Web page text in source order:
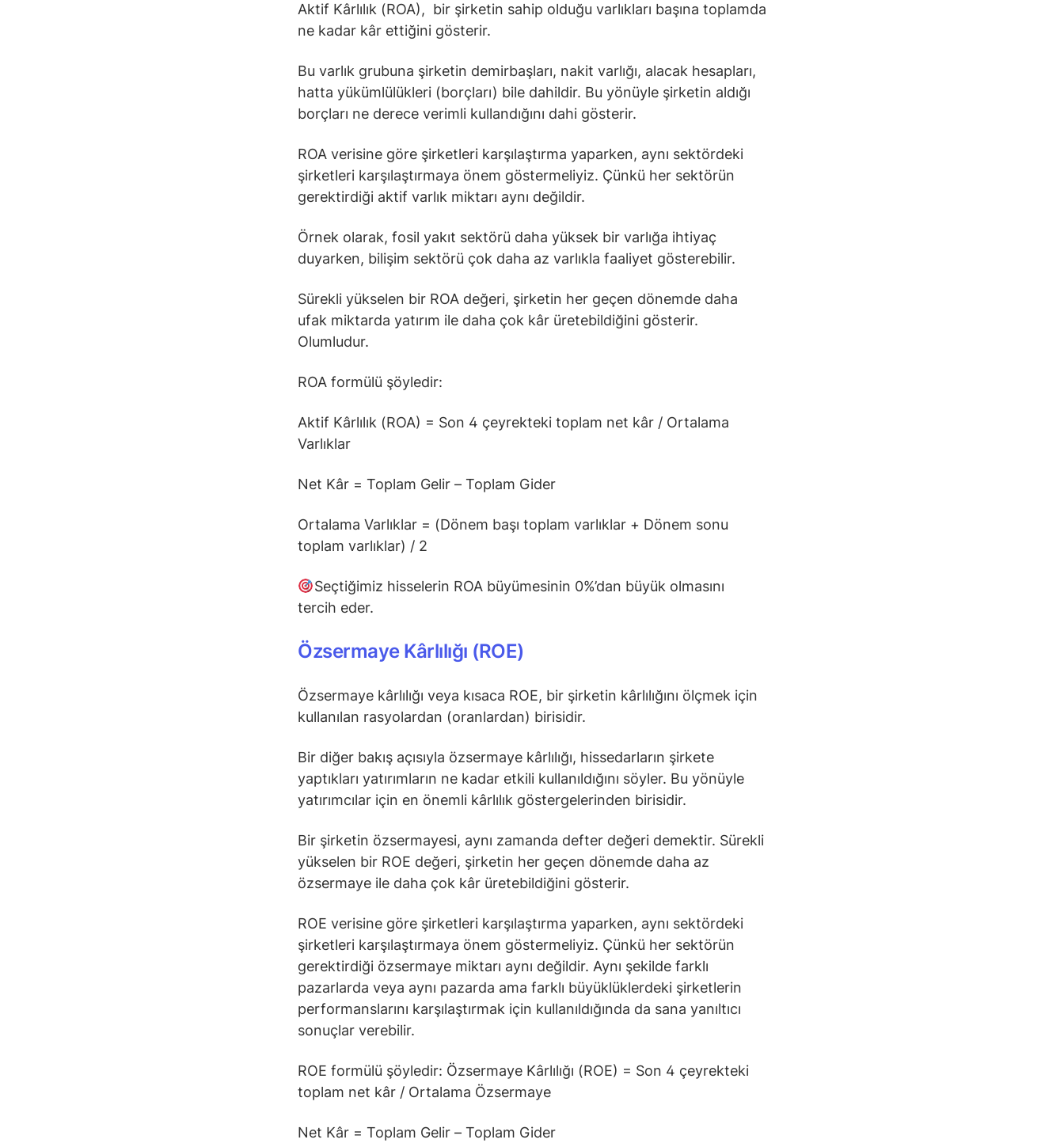
Aktif Kârlılık (ROA), bir şirketin sahip olduğu varlıkları başına toplamda
ne kadar kâr ettiğini gösterir.
Bu varlık grubuna şirketin demirbaşları, nakit varlığı, alacak hesapları,
hatta yükümlülükleri (borçları) bile dahildir. Bu yönüyle şirketin aldığı
borçları ne derece verimli kullandığını dahi gösterir.
ROA verisine göre şirketleri karşılaştırma yaparken, aynı sektördeki
şirketleri karşılaştırmaya önem göstermeliyiz. Çünkü her sektörün
gerektirdiği aktif varlık miktarı aynı değildir.
Örnek olarak, fosil yakıt sektörü daha yüksek bir varlığa ihtiyaç
duyarken, bilişim sektörü çok daha az varlıkla faaliyet gösterebilir.
Sürekli yükselen bir ROA değeri, şirketin her geçen dönemde daha
ufak miktarda yatırım ile daha çok kâr üretebildiğini gösterir.
Olumludur.
ROA formülü şöyledir:
Aktif Kârlılık (ROA) = Son 4 çeyrekteki toplam net kâr / Ortalama
Varlıklar
Net Kâr = Toplam Gelir – Toplam Gider
Ortalama Varlıklar = (Dönem başı toplam varlıklar + Dönem sonu
toplam varlıklar) / 2
Seçtiğimiz hisselerin ROA büyümesinin 0%’dan büyük olmasını
tercih eder.
Özsermaye Kârlılığı (ROE)
Özsermaye kârlılığı veya kısaca ROE, bir şirketin kârlılığını ölçmek için
kullanılan rasyolardan (oranlardan) birisidir.
Bir diğer bakış açısıyla özsermaye kârlılığı, hissedarların şirkete
yaptıkları yatırımların ne kadar etkili kullanıldığını söyler. Bu yönüyle
yatırımcılar için en önemli kârlılık göstergelerinden birisidir.
Bir şirketin özsermayesi, aynı zamanda defter değeri demektir. Sürekli
yükselen bir ROE değeri, şirketin her geçen dönemde daha az
özsermaye ile daha çok kâr üretebildiğini gösterir.
ROE verisine göre şirketleri karşılaştırma yaparken, aynı sektördeki
şirketleri karşılaştırmaya önem göstermeliyiz. Çünkü her sektörün
gerektirdiği özsermaye miktarı aynı değildir. Aynı şekilde farklı
pazarlarda veya aynı pazarda ama farklı büyüklüklerdeki şirketlerin
performanslarını karşılaştırmak için kullanıldığında da sana yanıltıcı
sonuçlar verebilir.
ROE formülü şöyledir: Özsermaye Kârlılığı (ROE) = Son 4 çeyrekteki
toplam net kâr / Ortalama Özsermaye
Net Kâr = Toplam Gelir – Toplam Gider